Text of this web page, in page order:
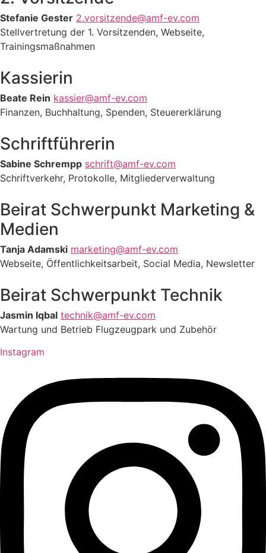
Stefanie Gester 2.vorsitzende@amf-ev.com
Stellvertretung der 1. Vorsitzenden, Webseite,
Trainingsmaßnahmen
Kassierin
Beate Rein kassier@amf-ev.com
Finanzen, Buchhaltung, Spenden, Steuererklärung
Schriftführerin
Sabine Schrempp schrift@amf-ev.com
Schriftverkehr, Protokolle, Mitgliederverwaltung
Beirat Schwerpunkt Marketing &
Medien
Tanja Adamski marketing@amf-ev.com
Webseite, Öffentlichkeitsarbeit, Social Media, Newsletter
Beirat Schwerpunkt Technik
Jasmin Iqbal technik@amf-ev.com
Wartung und Betrieb Flugzeugpark und Zubehör
Instagram